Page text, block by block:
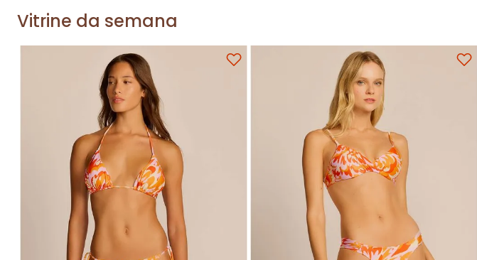
Vitrine da semana